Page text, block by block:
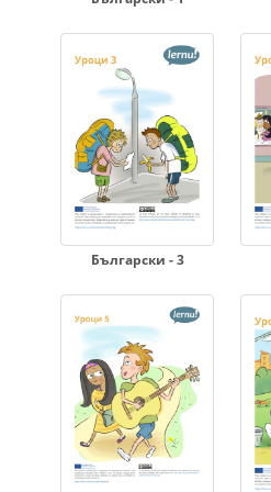
Български - 3